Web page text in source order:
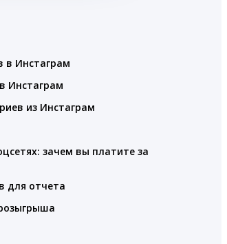
в Инстаграм
Инстаграм
из Инстаграм
зачем вы платите за
для отчета